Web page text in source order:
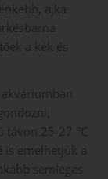
ajka
a kék és
távon 25-27 °C
is emelhetjük a
semleges